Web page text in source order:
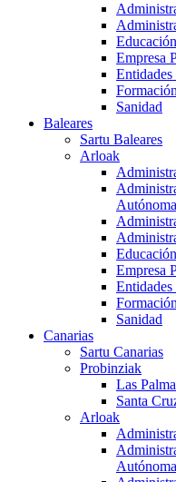
Educación
Empresa
Entidades
Formación
Sanidad
Baleares
Sartu Baleares
Arloak
Educación
Empresa
Entidades
Formación
Sanidad
Canarias
Sartu Canarias
Probinziak
Las
Santa
Arloak